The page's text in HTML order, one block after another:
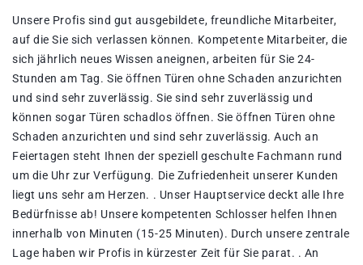
Unsere Profis sind gut ausgebildete, freundliche Mitarbeiter,
auf die Sie sich verlassen können. Kompetente Mitarbeiter, die
sich jährlich neues Wissen aneignen, arbeiten für Sie 24-
Stunden am Tag. Sie öffnen Türen ohne Schaden anzurichten
und sind sehr zuverlässig. Sie sind sehr zuverlässig und
können sogar Türen schadlos öffnen. Sie öffnen Türen ohne
Schaden anzurichten und sind sehr zuverlässig. Auch an
Feiertagen steht Ihnen der speziell geschulte Fachmann rund
um die Uhr zur Verfügung. Die Zufriedenheit unserer Kunden
liegt uns sehr am Herzen. . Unser Hauptservice deckt alle Ihre
Bedürfnisse ab! Unsere kompetenten Schlosser helfen Ihnen
innerhalb von Minuten (15-25 Minuten). Durch unsere zentrale
Lage haben wir Profis in kürzester Zeit für Sie parat. . An